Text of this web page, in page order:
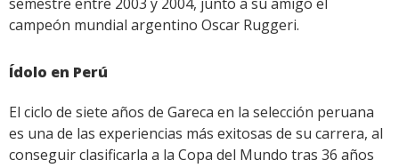
campeón mundial argentino Oscar Ruggeri.
Ídolo en Perú
El ciclo de siete años de Gareca en la selección peruana
es una de las experiencias más exitosas de su carrera, al
conseguir clasificarla a la Copa del Mundo tras 36 años